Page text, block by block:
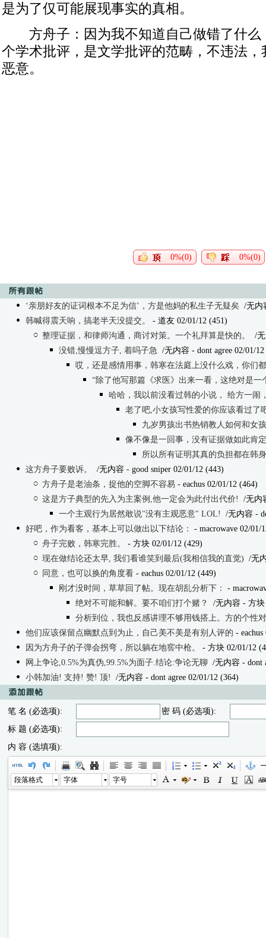
是为了仅可能展现事实的真相。
方舟子：因为我不知道自己做错了什么
个学术批评，是文学批评的范畴，不违法
恶意。
0%(0) 0%(0)
‘亲朋好友的证词根本不足为信’，方是他妈的私生子无疑矣 /无内
韩喊得震天响，搞老半天没提交。
- 道友 02/01/12 (451)
整理证据，和律师沟通，商讨对策。一个礼拜算是快的。
/
没错,慢慢逗方子, 着吗子急 /无内容 - dont agree 02/01/
哎，还是感情用事，韩寒在法庭上没什么戏，你们
“除了他写那篇《求医》出来一看，这绝对是一
哈哈，我以前没看过韩的小说， 给方一闹
老了吧,小女孩写性爱的你应该看过了
九岁男孩出书热销教人如何和女
像不像是一回事，没有证据做如此肯
所以所有证明其真的负担都在韩
这方舟子要败诉。
/无内容 - good sniper 02/01/12 (443)
方舟子是老油条，捉他的空脚不容易 - eachus 02/01/12 (464)
这是方子典型的先入为主案例,他一定会为此付出代价!
/无内
一个主观行为居然敢说"没有主观恶意" LOL!
/无内容 -
好吧，作为看客，基本上可以做出以下结论：
- macrowave 02/01/
舟子完败，韩寒完胜。
- 方块 02/01/12 (429)
现在做结论还太早, 我们看谁笑到最后(我相信我的直觉) /无
同意，也可以换的角度看 - eachus 02/01/12 (449)
刚才没时间，草草回了帖。现在胡乱分析下：
-
绝对不可能和解。要不咱们打个赌？
/无内容 - 方块
分析到位，我也反感讲理不够用钱搭上。方的个性
他们应该保留点幽默点到为止，自己美不美是有别人评的 -
因为方舟子的子弹会拐弯，所以躺在地窖中枪。
- 方块 02/01/12
网上争论,0.5%为真伪,99.5%为面子.结论:争论无聊 /无内容 - dont
小韩加油! 支持! 赞! 顶!
/无内容 - dont agree 02/01/12 (364)
笔 名 (必选项):
密 码 (必选项):
标 题 (必选项):
内 容 (选填项):
段落格式 字体 字号